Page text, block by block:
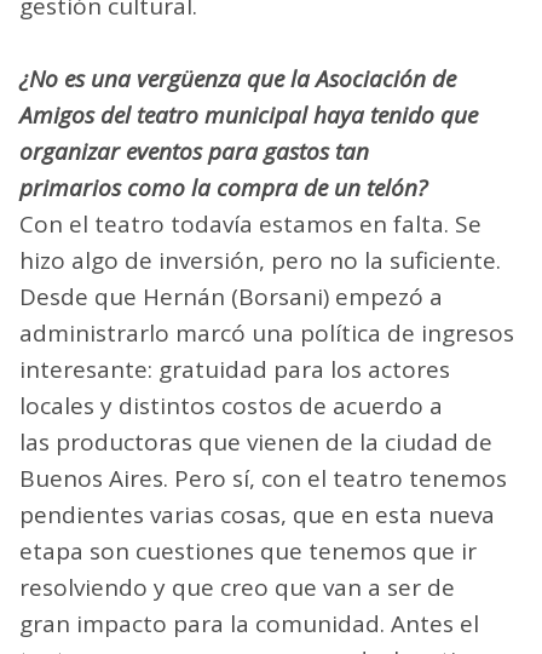
¿No es una vergüenza que la Asociación de
Amigos del teatro municipal haya tenido que
organizar eventos para gastos tan
primarios como la compra de un telón?
Con el teatro todavía estamos en falta. Se
hizo algo de inversión, pero no la suficiente.
Desde que Hernán (Borsani) empezó a
administrarlo marcó una política de ingresos
interesante: gratuidad para los actores
locales y distintos costos de acuerdo a
las productoras que vienen de la ciudad de
Buenos Aires. Pero sí, con el teatro tenemos
pendientes varias cosas, que en esta nueva
etapa son cuestiones que tenemos que ir
resolviendo y que creo que van a ser de
gran impacto para la comunidad. Antes el